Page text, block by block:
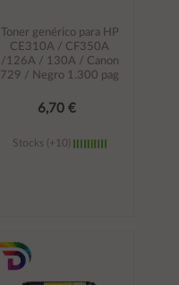
Toner genérico para HP
CE310A / CF350A
/126A / 130A / Canon
729 / Negro 1.300 pag
6,70 €
Stocks (+10)